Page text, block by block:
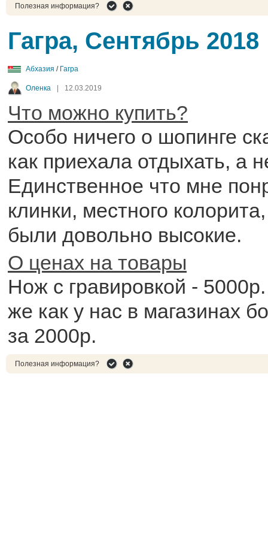
Полезная информация?
Гагра, Сентябрь 2018
Абхазия / Гагра
Оленка 12.03.2019
Что можно купить?
Особо ничего о шопинге
как приехала отдыхать, а
Единственное что мне
клинки, местного
были довольно высокие.
О ценах на товары
Нож с гравировкой -
же как у нас в магазинах
за 2000р.
Полезная информация?